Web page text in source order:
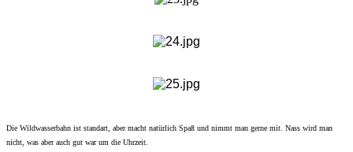
Die Wildwasserbahn ist standart, aber macht natürlich Spaß und nimmt man gerne mit. Nass wird man
nicht, was aber auch gut war um die Uhrzeit.